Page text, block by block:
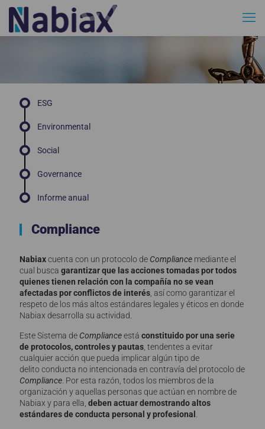
Compliance
Compliance
Nabiaxcuenta con un protocolo de Compliance mediante el
cual busca garantizar que las acciones tomadas por todos
quienes tienen relación con la compañía no se vean
afectadas por conflictos de interés , así como garantizar el
respeto de los más altos estándares legales y éticos en donde
Nabiax desarrolla su actividad.
Este Sistema de Complianceestá constituido por una serie
de protocolos, controles y pautas , tendentes a evitar
cualquier acción que pueda implicar algún tipo de
delito conducta no intencionada en contravía del protocolo de
Compliance . Por esta razón, todos los miembros de la
organización y aquellas personas que actúan en nombre de
Nabiax y para ella, deben actuar demostrando altos
estándares de conducta personal y profesional
ESG
Environmental
Social
Governance
Informe anual